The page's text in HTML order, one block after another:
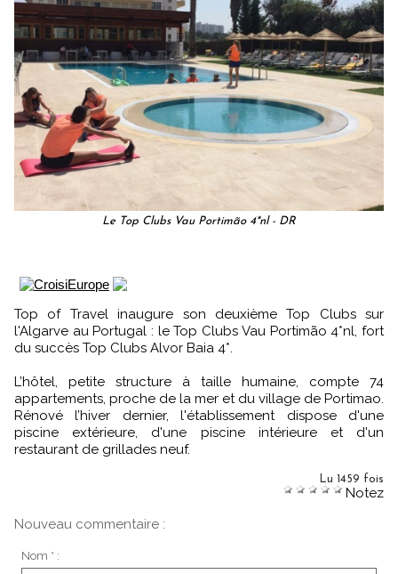
Le Top Clubs Vau Portimão 4*nl - DR
Top of Travel inaugure son deuxième Top Clubs sur
l'Algarve au Portugal : le Top Clubs Vau Portimão 4*nl, fort
du succès Top Clubs Alvor Baia 4*.
L’hôtel, petite structure à taille humaine, compte 74
appartements, proche de la mer et du village de Portimao.
Rénové l’hiver dernier, l'établissement dispose d'une
piscine extérieure, d'une piscine intérieure et d'un
restaurant de grillades neuf.
Lu 1459 fois
Notez
Nouveau commentaire :
Nom * :